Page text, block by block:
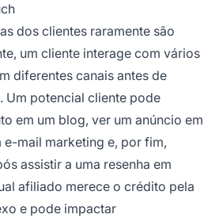
dos clientes raramente são
um cliente interage com vários
diferentes canais antes de
Um potencial cliente pode
em um blog, ver um anúncio em
e-mail marketing e, por fim,
assistir a uma resenha em
afiliado merece o crédito pela
e pode impactar